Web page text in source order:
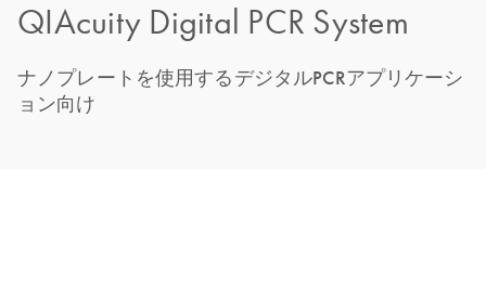
QIAcuity Digital PCR System
ナノプレートを使用するデジタルPCRアプリケーシ
ョン向け